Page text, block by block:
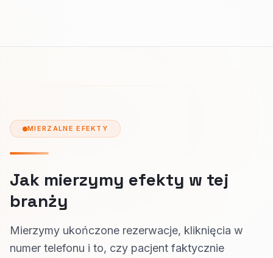
MIERZALNE EFEKTY
Jak mierzymy efekty w tej
branży
Mierzymy ukończone rezerwacje, kliknięcia w
numer telefonu i to, czy pacjent faktycznie